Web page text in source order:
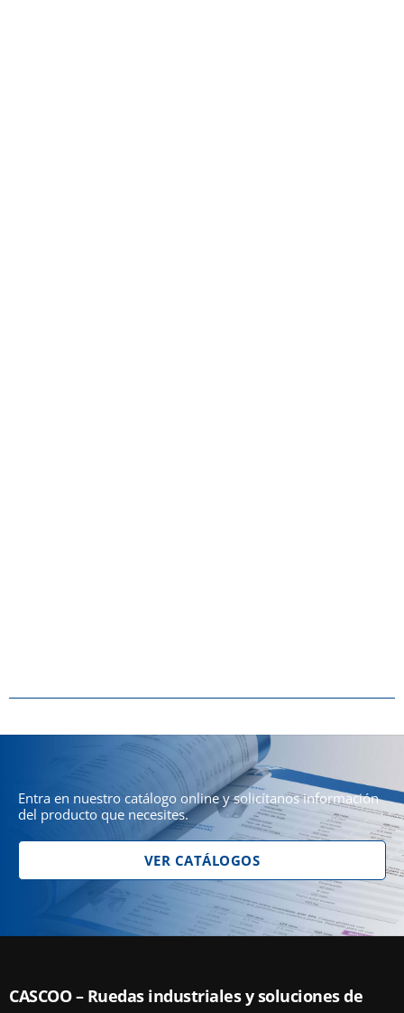
Entra en nuestro catálogo online y solicítanos información
del producto que necesites.
VER CATÁLOGOS
CASCOO – Ruedas industriales y soluciones de